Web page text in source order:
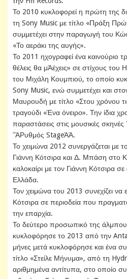
Το 2010 κυκλοφορεί η πρώτη της
τη Sony Music με τίτλο «Πράξη
συμμετέχει στην παραγωγή του
«Το αεράκι της αυγής».
Το 2011 ηχογραφεί ένα καινούριο
θέλεις θα μΆέχεις» σε στίχους του
του Μιχάλη Κουμπιού, το οποίο
Sony Music, ενώ συμμετέχει και
Μαυρουδή με τίτλο «Στου χρόνου
τραγούδι «Ένα όνειρο». Την ίδια
παραστάσεις στις μουσικές
΅ΆΡυθμός StageΆΆ.
Το χειμώνα 2012 συνεργάζεται με
Γιάννη Κότσιρα και Δ. Μπάση στο
καλοκαίρι με τον Γιάννη Κότσιρα
Ελλάδα.
Τον χειμώνα του 2013 συνεχίζει να
Κότσιρα σε περιοδεία που
την επαρχία.
Το δεύτερο προσωπικό της
κυκλοφόρησε το 2013 από την
μήνες μετά κυκλοφόρησε και ένα
τίτλο «Στείλε Μήνυμα», από τη
αριθμημένα αντίτυπα, στο οποίο